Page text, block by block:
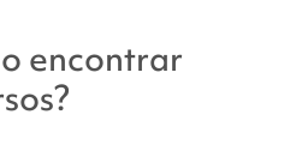
encontrar